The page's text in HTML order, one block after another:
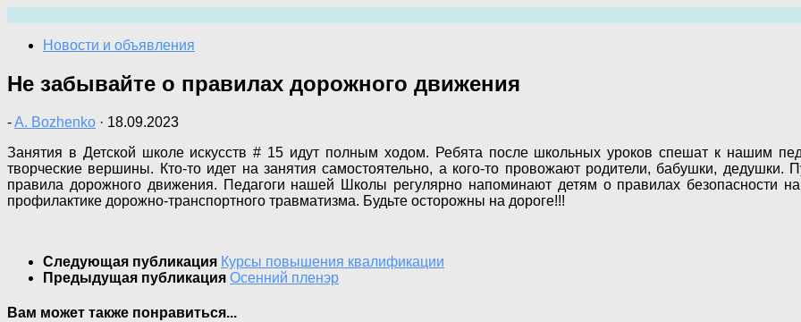
содержимому
Новости и объявления
Не забывайте о правилах дорожного движения
-A. Bozhenko · 18.09.2023
Занятия в Детской школе искусств # 15 идут полным ходом. Ребята после школьных уроков спешат к нашим
творческие вершины. Кто-то идет на занятия самостоятельно, а кого-то провожают родители, бабушки,
правила дорожного движения. Педагоги нашей Школы регулярно напоминают детям о правилах безопасности
профилактике дорожно-транспортного травматизма. Будьте осторожны на дороге!!!
Следующая публикация Курсы повышения квалификации
Предыдущая публикация Осенний пленэр
Вам может также понравиться...